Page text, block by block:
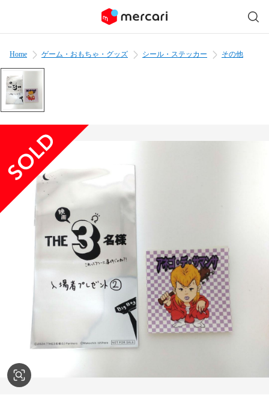
Home ゲーム・おもちゃ・グッズ シール・ステッカー その他